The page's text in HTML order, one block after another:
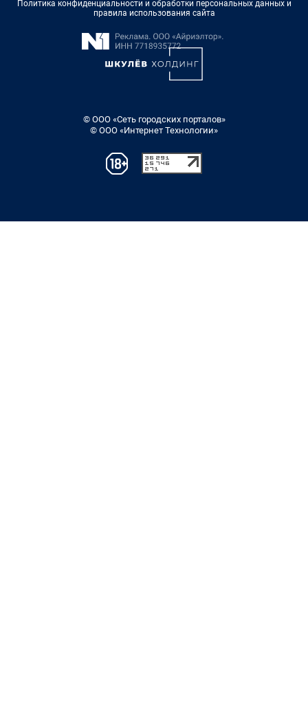
Политика конфиденциальности и обработки персональных данных и
правила использования сайта
© ООО «Сеть городских порталов»
© ООО «Интернет Технологии»